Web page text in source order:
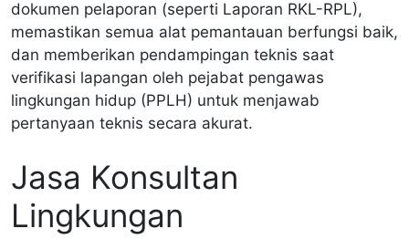
dokumen pelaporan (seperti Laporan RKL-RPL),
memastikan semua alat pemantauan berfungsi baik,
dan memberikan pendampingan teknis saat
verifikasi lapangan oleh pejabat pengawas
lingkungan hidup (PPLH) untuk menjawab
pertanyaan teknis secara akurat.
Jasa Konsultan
Lingkungan